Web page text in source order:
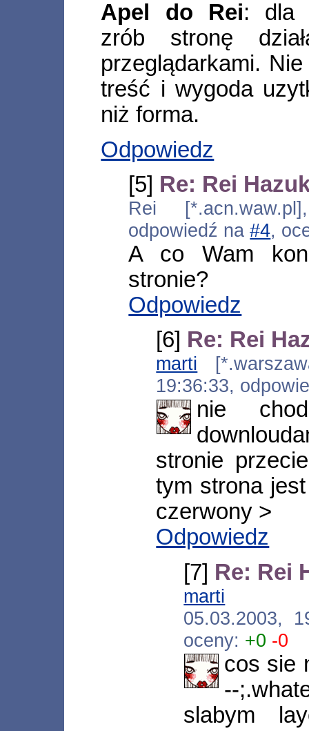
Apel do Rei: dla
zrób stronę
przeglądarkami.
treść i wygoda
niż forma.
Odpowiedz
[5] Re: Rei
Rei
odpowiedź na#4,
A co Wam
stronie?
Odpowiedz
[6] Re: Rei
marti
19:36:33,
nie
stronie
tym strona
czerwony >
Odpowiedz
[7] Re: Rei
marti
05.03.2003,
oceny: +0 -0
cos sie
--
slabym